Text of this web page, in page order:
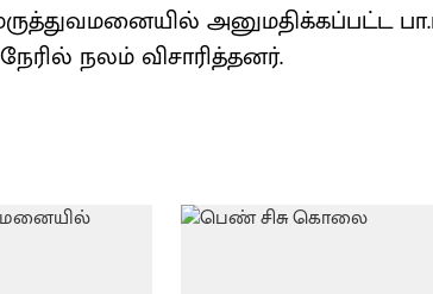
அனுமதிக்கப்பட்ட
நலம் விசாரித்தனர்.